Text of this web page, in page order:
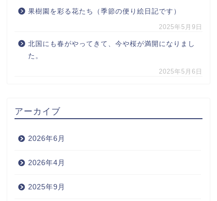
果樹園を彩る花たち（季節の便り絵日記です）
2025年5月9日
北国にも春がやってきて、今や桜が満開になりまし
た。
2025年5月6日
アーカイブ
2026年6月
2026年4月
2025年9月